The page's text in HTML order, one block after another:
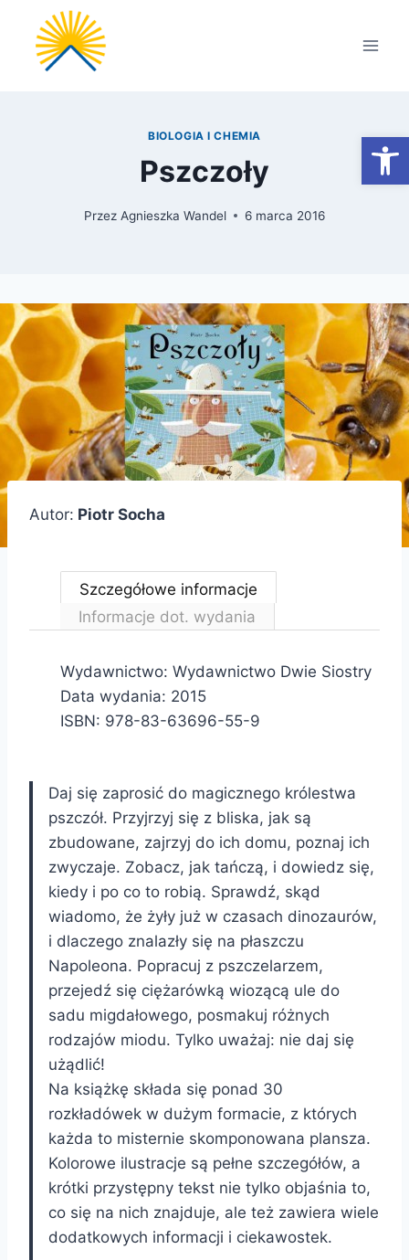
Przejdź
treści
BIOLOGIA I CHEMIA
Pszczoły
Przez Agnieszka Wandel 6 marca 2016
Autor: Piotr Socha
Szczegółowe informacje
Informacje dot. wydania
Wydawnictwo: Wydawnictwo Dwie Siostry
Data wydania: 2015
ISBN: 978-83-63696-55-9
Daj się zaprosić do magicznego królestwa
pszczół. Przyjrzyj się z bliska, jak są
zbudowane, zajrzyj do ich domu, poznaj ich
zwyczaje. Zobacz, jak tańczą, i dowiedz się,
kiedy i po co to robią. Sprawdź, skąd
wiadomo, że żyły już w czasach dinozaurów,
i dlaczego znalazły się na płaszczu
Napoleona. Popracuj z pszczelarzem,
przejedź się ciężarówką wiozącą ule do
sadu migdałowego, posmakuj różnych
rodzajów miodu. Tylko uważaj: nie daj się
użądlić!
Na książkę składa się ponad 30
rozkładówek w dużym formacie, z których
każda to misternie skomponowana plansza.
Kolorowe ilustracje są pełne szczegółów, a
krótki przystępny tekst nie tylko objaśnia to,
co się na nich znajduje, ale też zawiera wiele
dodatkowych informacji i ciekawostek.